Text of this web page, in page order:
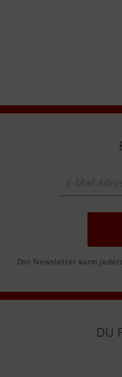
Der Newsletter kann
DU